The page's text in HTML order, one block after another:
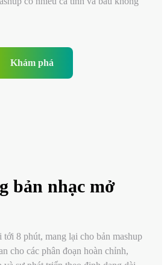
Khám phá
bản nhạc mở
tới 8 phút, mang lại cho bản mashup
cho các phân đoạn hoàn chỉnh,